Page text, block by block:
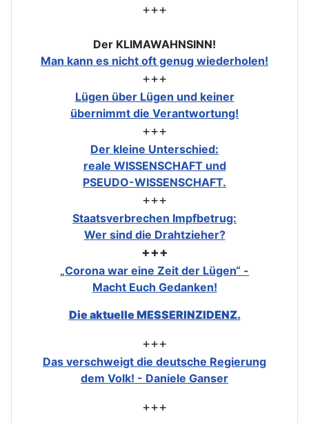
+++
Der KLIMAWAHNSINN!
Man kann es nicht oft genug wiederholen!
+++
Lügen über Lügen und keiner
übernimmt die Verantwortung!
+++
Der kleine Unterschied:
reale WISSENSCHAFT und
PSEUDO-WISSENSCHAFT.
+++
Staatsverbrechen Impfbetrug:
Wer sind die Drahtzieher?
+++
„Corona war eine Zeit der Lügen“ -
Macht Euch Gedanken!
Die aktuelle MESSERINZIDENZ.
+++
Das verschweigt die deutsche Regierung
dem Volk! - Daniele Ganser
+++